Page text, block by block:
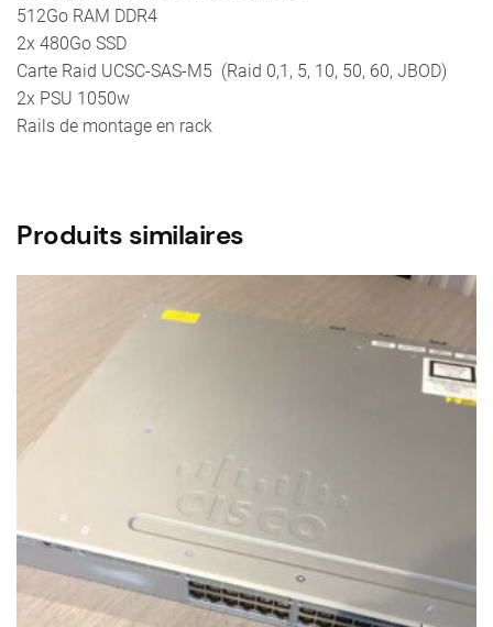
512Go RAM DDR4
2x 480Go SSD
Carte Raid UCSC-SAS-M5 (Raid 0,1, 5, 10, 50, 60, JBOD)
2x PSU 1050w
Rails de montage en rack
Produits similaires